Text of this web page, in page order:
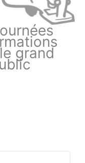
grand